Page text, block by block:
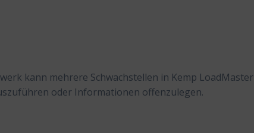
kann mehrere Schwachstellen in Kemp LoadMaster
oder Informationen offenzulegen.